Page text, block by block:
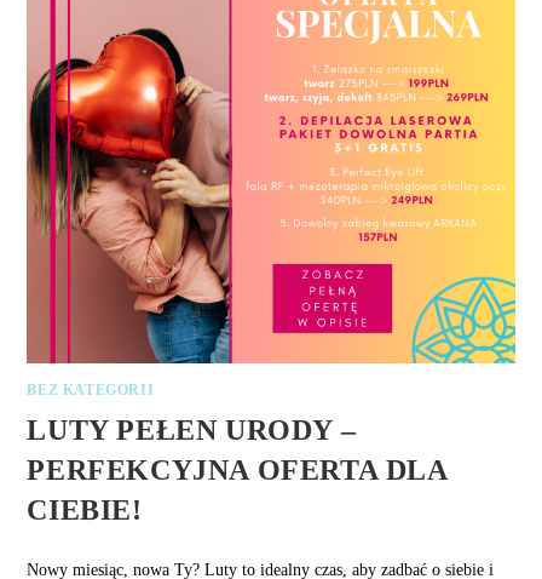
BEZ KATEGORII
LUTY PEŁEN URODY –
PERFEKCYJNA OFERTA DLA
CIEBIE!
Nowy miesiąc, nowa Ty? Luty to idealny czas, aby zadbać o siebie i